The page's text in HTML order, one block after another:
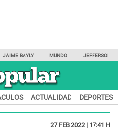
JAIME BAYLY MUNDO JEFFERSON
ACTUALIDAD DEPORTES
27 FEB 2022 | 17:41 H